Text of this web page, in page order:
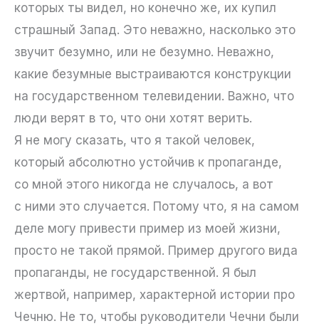
которых ты видел, но конечно же, их купил
страшный Запад. Это неважно, насколько это
звучит безумно, или не безумно. Неважно,
какие безумные выстраиваются конструкции
на государственном телевидении. Важно, что
люди верят в то, что они хотят верить.
Я не могу сказать, что я такой человек,
который абсолютно устойчив к пропаганде,
со мной этого никогда не случалось, а вот
с ними это случается. Потому что, я на самом
деле могу привести пример из моей жизни,
просто не такой прямой. Пример другого вида
пропаганды, не государственной. Я был
жертвой, например, характерной истории про
Чечню. Не то, чтобы руководители Чечни были